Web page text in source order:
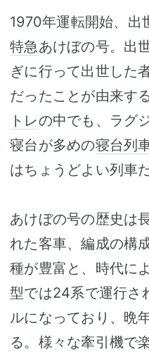
1970年運転開始、出
特急あけぼの号。出
ぎに行って出世した
だったことが由来す
トレの中でも、ラグ
寝台が多めの寝台列
はちょうどよい列車
あけぼの号の歴史は
れた客車、編成の構
種が豊富と、時代に
型では24系で運行さ
ルになっており、晩
る。様々な牽引機で